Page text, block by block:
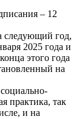
– 12
следующий год,
2025 года и
этого года
на
практика, так
и на